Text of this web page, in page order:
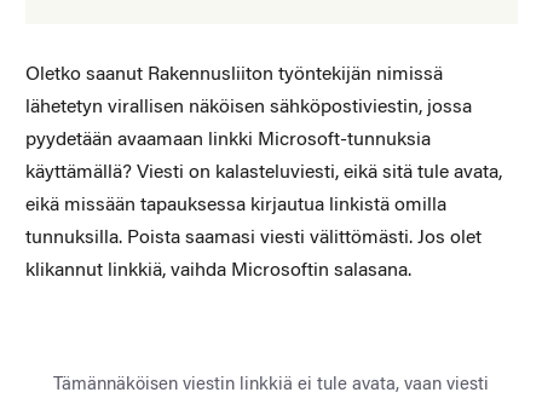
Oletko saanut Rakennusliiton työntekijän nimissä
lähetetyn virallisen näköisen sähköpostiviestin, jossa
pyydetään avaamaan linkki Microsoft-tunnuksia
käyttämällä? Viesti on kalasteluviesti, eikä sitä tule avata,
eikä missään tapauksessa kirjautua linkistä omilla
tunnuksilla. Poista saamasi viesti välittömästi. Jos olet
klikannut linkkiä, vaihda Microsoftin salasana.
Tämännäköisen viestin linkkiä ei tule avata, vaan viesti